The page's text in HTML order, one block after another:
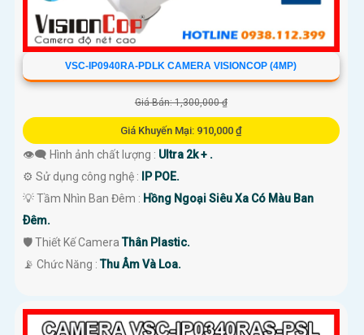
VSC-IP0940RA-PDLK CAMERA VISIONCOP (4MP)
Giá Bán: 1,300,000 ₫
Giá Khuyến Mại: 910,000 ₫
👁️‍🗨 Hình ảnh chất lượng : Ultra 2k + .
⚙ Sử dụng công nghệ : IP POE.
💡 Tầm Nhìn Ban Đêm : Hồng Ngoại Siêu Xa Có Màu Ban
Ðêm.
🛡 Thiết Kế CameraThân Plastic.
️📡 Chức Năng :Thu Âm Và Loa.